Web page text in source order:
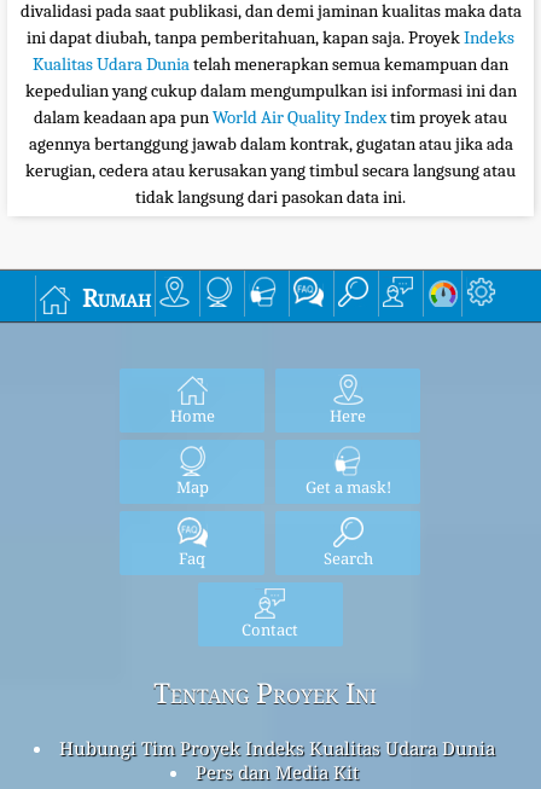
divalidasi pada saat publikasi, dan demi jaminan kualitas maka data
ini dapat diubah, tanpa pemberitahuan, kapan saja. ProyekIndeks
Kualitas Udara Duniatelah menerapkan semua kemampuan dan
kepedulian yang cukup dalam mengumpulkan isi informasi ini dan
dalam keadaan apa punWorld Air Quality Indextim proyek atau
agennya bertanggung jawab dalam kontrak, gugatan atau jika ada
kerugian, cedera atau kerusakan yang timbul secara langsung atau
tidak langsung dari pasokan data ini.
Rumah
Home Here
Map Get a mask!
Faq Search
Contact
Tentang Proyek Ini
Hubungi Tim Proyek Indeks Kualitas Udara Dunia
Pers dan Media Kit